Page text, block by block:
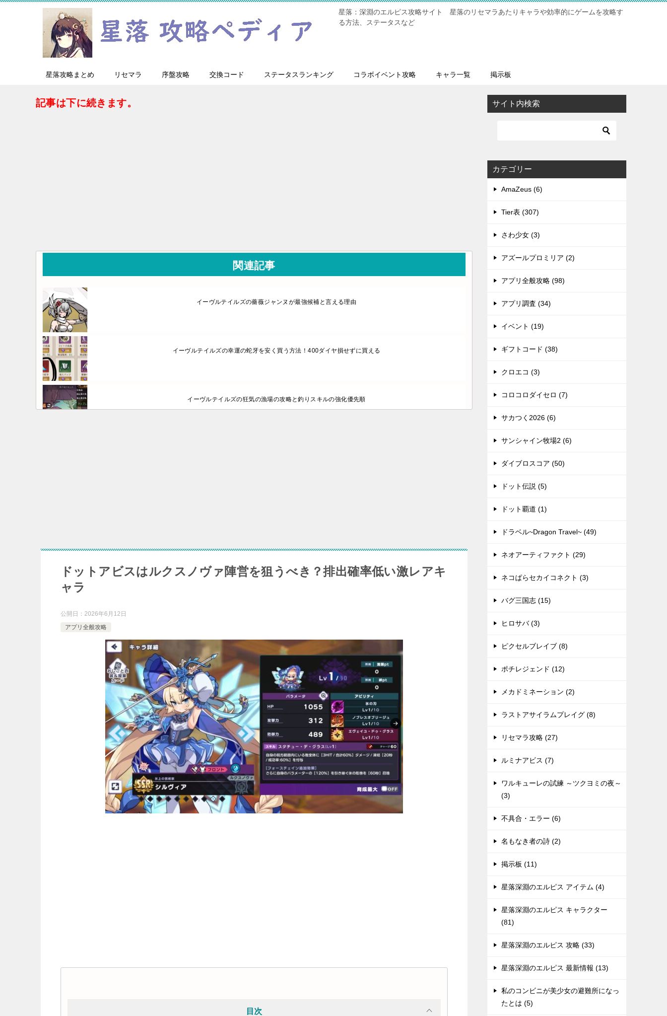
星落：深淵のエルピス攻略サイト 星落のリセマラあたりキャラや効率的にゲームを攻略す
る方法、ステータスなど
星落攻略まとめ リセマラ 序盤攻略 交換コード ステータスランキング コラボイベント攻略 キャラ一覧 掲示板
記事は下に続きます。
関連記事
イーヴルテイルズの薔薇ジャンヌが最強候補と言える理由
イーヴルテイルズの幸運の蛇牙を安く買う方法！400ダイヤ損せずに買える
イーヴルテイルズの狂気の漁場の攻略と釣りスキルの強化優先順
ドットアビスはルクスノヴァ陣営を狙うべき？排出確率低い激レアキ
ャラ
公開日： 2026年6月12日
アプリ全般攻略
目次
サイト内検索
カテゴリー
AmaZeus (6)
Tier表 (307)
さわ少女 (3)
アズールプロミリア (2)
アプリ全般攻略 (98)
アプリ調査 (34)
イベント (19)
ギフトコード (38)
クロエコ (3)
コロコロダイセロ (7)
サカつく2026 (6)
サンシャイン牧場2 (6)
ダイブロスコア (50)
ドット伝説 (5)
ドット覇道 (1)
ドラベル~Dragon Travel~ (49)
ネオアーティファクト (29)
ネコぱらセカイコネクト (3)
バグ三国志 (15)
ヒロサバ (3)
ピクセルブレイブ (8)
ポチレジェンド (12)
メカドミネーション (2)
ラストアサイラムプレイグ (8)
リセマラ攻略 (27)
ルミナアビス (7)
ワルキューレの試練 ～ツクヨミの夜～
(3)
不具合・エラー (6)
名もなき者の詩 (2)
掲示板 (11)
星落深淵のエルピス アイテム (4)
星落深淵のエルピス キャラクター
(81)
星落深淵のエルピス 攻略 (33)
星落深淵のエルピス 最新情報 (13)
私のコンビニが美少女の避難所になっ
たとは (5)